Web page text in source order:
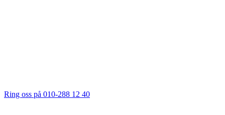
Ring oss på 010-288 12 40